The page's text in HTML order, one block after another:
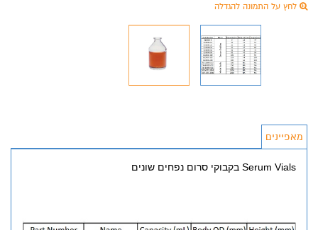
לחץ על התמונה להגדלה
מאפיינים
Serum Vials בקבוקי סרום נפחים שונים